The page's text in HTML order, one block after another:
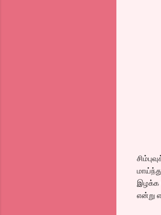
இழக்க
என்று